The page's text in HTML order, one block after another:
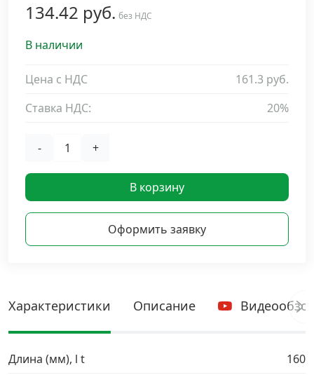
Кабельный крепеж
Строительный инструмент и инвентарь ›
Заклепки
Гвозди и скобы ›
Хомуты и шуруп-шпильки
Комплекты и наборы крепежа
134.42 руб. без НДС
В наличии
Цена с НДС
161.3 руб.
Ставка НДС:
20%
- +
В корзину
Оформить заявку
Характеристики Описание
Длина (мм), l t
160